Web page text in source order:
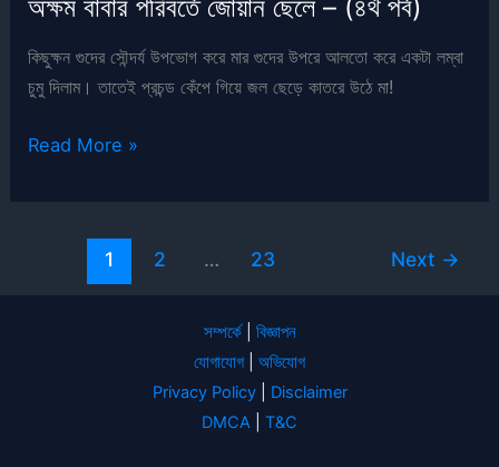
পর্ব)
অক্ষম বাবার পরিবর্তে জোয়ান ছেলে – (৪র্থ পর্ব)
কিছুক্ষন গুদের সৌন্দর্য উপভোগ করে মার গুদের উপরে আলতো করে একটা লম্বা
চুমু দিলাম। তাতেই প্রচন্ড কেঁপে গিয়ে জল ছেড়ে কাতরে উঠে মা!
অক্ষম
Read More »
1 2 … 23 Next →
সম্পর্কে| বিজ্ঞাপন
যোগাযোগ
অভিযোগ
Privacy Policy| Disclaimer
DMCA
T&C